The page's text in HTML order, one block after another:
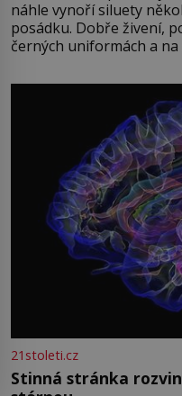
náhle vynoří siluety
posádku. Dobře živení,
černých uniformách a
přízračná scéna
světová válka se chýlí ke
21stoleti.cz
Stinná stránka